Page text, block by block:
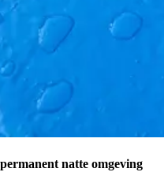
natte omgeving